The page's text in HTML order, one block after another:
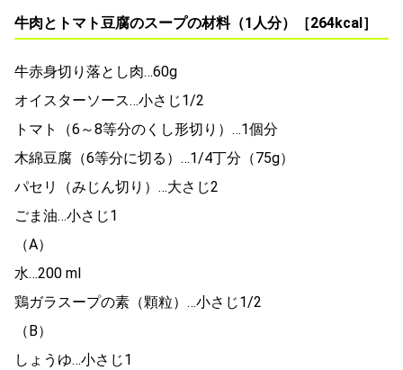
牛肉とトマト豆腐のスープの材料（1人分）［264kcal］
牛赤身切り落とし肉…60g
オイスターソース…小さじ1/2
トマト（6～8等分のくし形切り）…1個分
木綿豆腐（6等分に切る）…1/4丁分（75g）
パセリ（みじん切り）…大さじ2
ごま油…小さじ1
（A）
水…200 ml
鶏ガラスープの素（顆粒）…小さじ1/2
（B）
しょうゆ…小さじ1